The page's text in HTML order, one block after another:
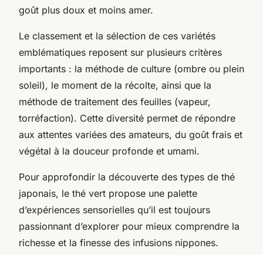
goût plus doux et moins amer.
Le classement et la sélection de ces variétés
emblématiques reposent sur plusieurs critères
importants : la méthode de culture (ombre ou plein
soleil), le moment de la récolte, ainsi que la
méthode de traitement des feuilles (vapeur,
torréfaction). Cette diversité permet de répondre
aux attentes variées des amateurs, du goût frais et
végétal à la douceur profonde et umami.
Pour approfondir la découverte des types de thé
japonais, le thé vert propose une palette
d’expériences sensorielles qu’il est toujours
passionnant d’explorer pour mieux comprendre la
richesse et la finesse des infusions nippones.